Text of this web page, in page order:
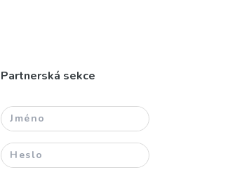
Partnerská sekce